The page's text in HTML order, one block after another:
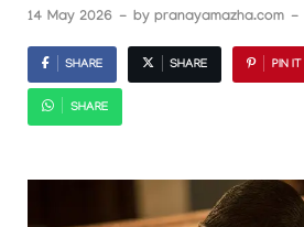
14 May 2026 - by pranayamazha.com -
SHARE SHARE PIN IT
SHARE